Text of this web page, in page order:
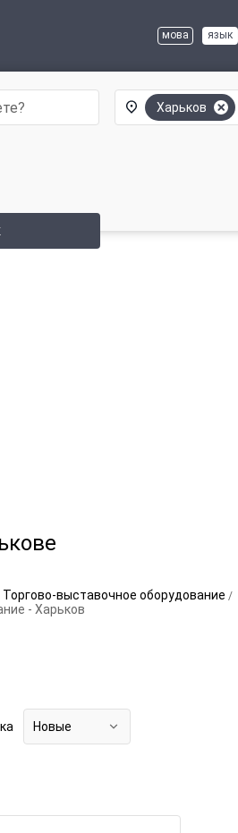
мова язык
Харьков
Торгово-выставочное оборудование
- Харьков
Новые